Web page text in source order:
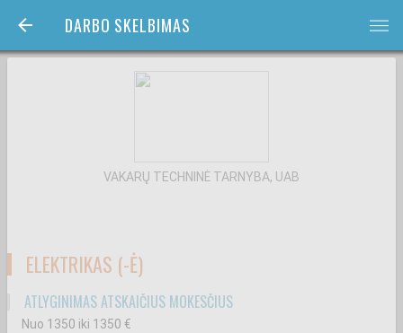
DARBO SKELBIMAS bars
VAKARŲ TECHNINĖ TARNYBA, UAB
ELEKTRIKAS (-Ė)
ATLYGINIMAS ATSKAIČIUS MOKESČIUS
Nuo 1350 iki 1350 €